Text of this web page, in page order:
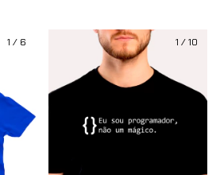
1 / 6 1 /10